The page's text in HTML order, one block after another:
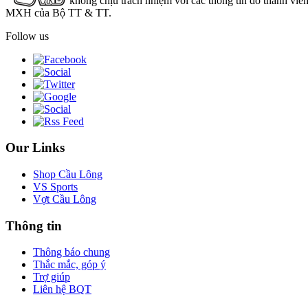
MXH của Bộ TT & TT.
Follow us
Our Links
Shop Cầu Lông
VS Sports
Vợt Cầu Lông
Thông tin
Thông báo chung
Thắc mắc, góp ý
Trợ giúp
Liên hệ BQT